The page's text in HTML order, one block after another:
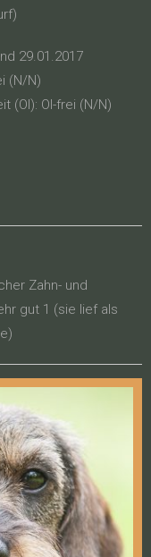
29.01.2017
(N/N)
(OI): OI-frei (N/N)
Zahn- und
gut 1 (sie lief als